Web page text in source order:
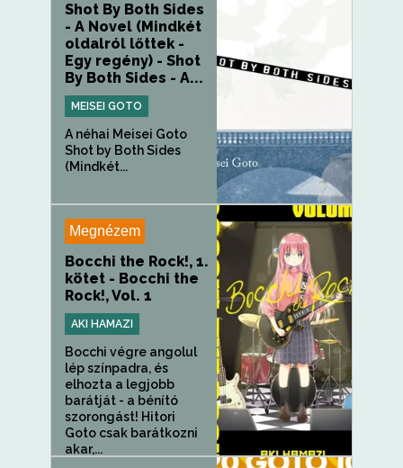
Shot By Both Sides
- A Novel (Mindkét
oldalról lőttek -
Egy regény) - Shot
By Both Sides - A...
MEISEI GOTO
A néhai Meisei Goto
Shot by Both Sides
(Mindkét...
Megnézem
Bocchi the Rock!, 1.
kötet - Bocchi the
Rock!, Vol. 1
AKI HAMAZI
Bocchi végre angolul
lép színpadra, és
elhozta a legjobb
barátját - a bénító
szorongást! Hitori
Goto csak barátkozni
akar,...